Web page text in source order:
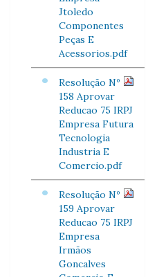
Jtoledo
Componentes
Peças E
Acessorios.pdf
Resolução Nº
158 Aprovar
Reducao 75 IRPJ
Empresa Futura
Tecnologia
Industria E
Comercio.pdf
Resolução Nº
159 Aprovar
Reducao 75 IRPJ
Empresa
Irmãos
Goncalves